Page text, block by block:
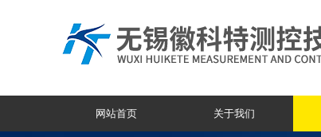
网站首页 关于我们